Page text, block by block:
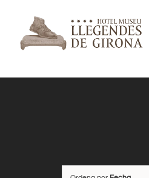
contenido